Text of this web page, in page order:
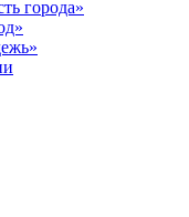
города»